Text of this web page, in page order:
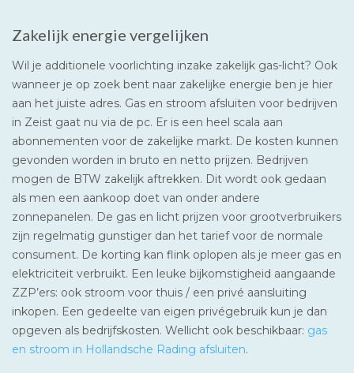
Zakelijk energie vergelijken
Wil je additionele voorlichting inzake zakelijk gas-licht? Ook
wanneer je op zoek bent naar zakelijke energie ben je hier
aan het juiste adres. Gas en stroom afsluiten voor bedrijven
in Zeist gaat nu via de pc. Er is een heel scala aan
abonnementen voor de zakelijke markt. De kosten kunnen
gevonden worden in bruto en netto prijzen. Bedrijven
mogen de BTW zakelijk aftrekken. Dit wordt ook gedaan
als men een aankoop doet van onder andere
zonnepanelen. De gas en licht prijzen voor grootverbruikers
zijn regelmatig gunstiger dan het tarief voor de normale
consument. De korting kan flink oplopen als je meer gas en
elektriciteit verbruikt. Een leuke bijkomstigheid aangaande
ZZP’ers: ook stroom voor thuis / een privé aansluiting
inkopen. Een gedeelte van eigen privégebruik kun je dan
opgeven als bedrijfskosten. Wellicht ook beschikbaar: gas
en stroom in Hollandsche Rading afsluiten.